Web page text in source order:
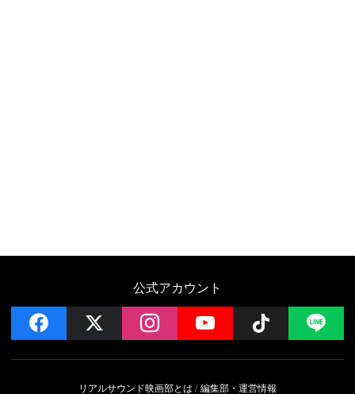
公式アカウント
facebook instagramYouTube Follow
リアルサウンド映画部とは 編集部・運営情報